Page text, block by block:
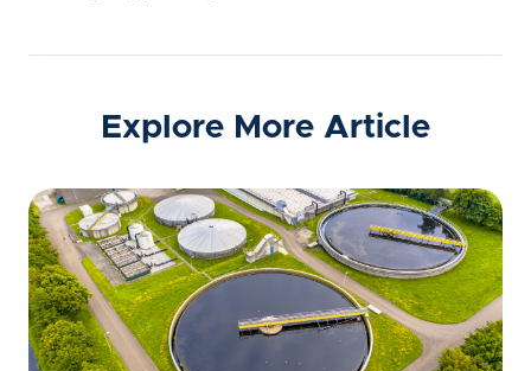
Explore More Article